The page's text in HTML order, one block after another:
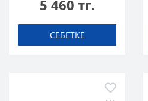
5 460 тг.
СЕБЕТКЕ